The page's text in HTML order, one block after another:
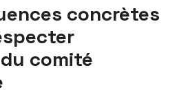
concrètes
comité